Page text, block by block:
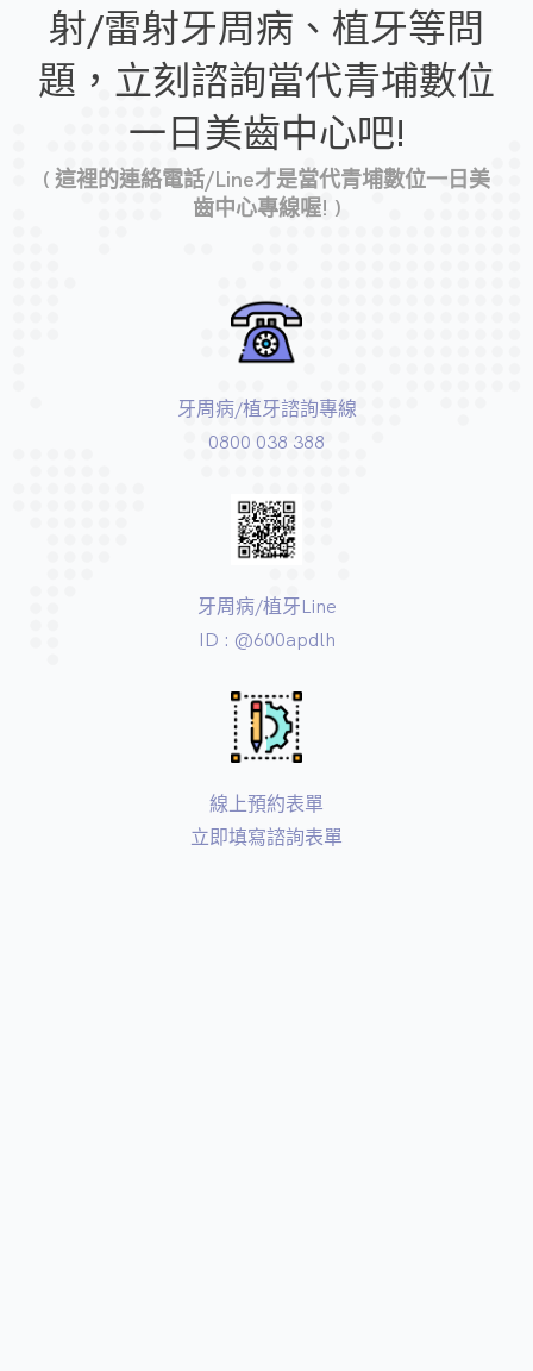
射/雷射牙周病、植牙等問
題， 立刻諮詢當代青埔數位
一日美齒中心吧!
( 這裡的連絡電話/Line才是當代青埔數位一日美
齒中心專線喔! )
牙周病/植牙諮詢專線
0800 038 388
牙周病/植牙Line
ID : @600apdlh
線上預約表單
立即填寫諮詢表單